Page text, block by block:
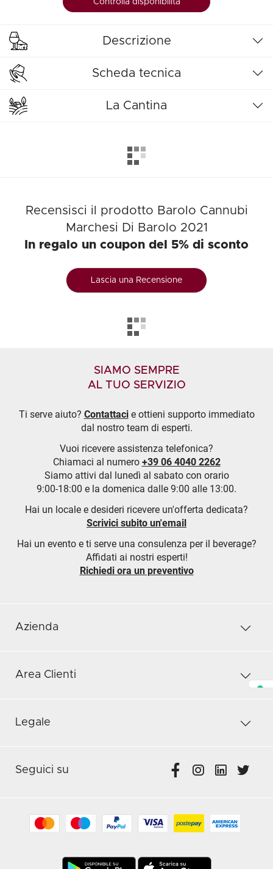
Controlla disponibilità
Descrizione
Scheda tecnica
La Cantina
Recensisci il prodotto Barolo Cannubi
Marchesi Di Barolo 2021
In regalo un coupon del 5% di sconto
Lascia una Recensione
SIAMO SEMPRE
AL TUO SERVIZIO
Ti serve aiuto? Contattacie ottieni supporto immediato
dal nostro team di esperti.
Vuoi ricevere assistenza telefonica?
Chiamaci al numero +39 06 4040 2262
Siamo attivi dal lunedì al sabato con orario
9:00-18:00 e la domenica dalle 9:00 alle 13:00.
Hai un locale e desideri ricevere un'offerta dedicata?
Scrivici subito un'email
Hai un evento e ti serve una consulenza per il beverage?
Affidati ai nostri esperti!
Richiedi ora un preventivo
Azienda
Area Clienti
Legale
Seguici su